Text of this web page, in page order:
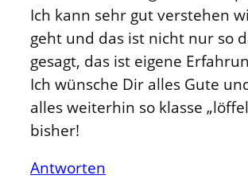
Ich kann sehr gut verstehen
geht und das ist nicht nur so
gesagt, das ist eigene
Ich wünsche Dir alles Gute
alles weiterhin so klasse
bisher!
Antworten